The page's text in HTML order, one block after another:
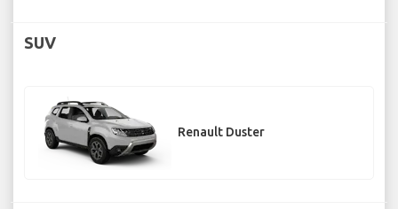
SUV
Renault Duster